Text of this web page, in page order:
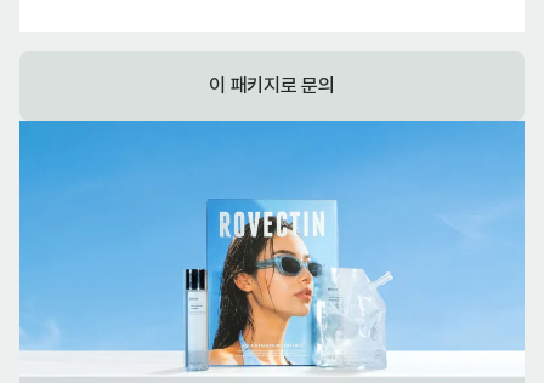
이 패키지로 문의